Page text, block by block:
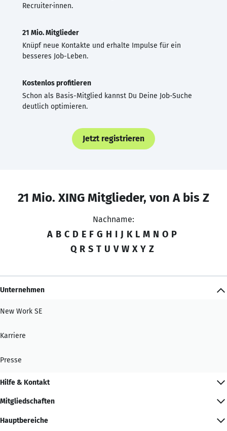
Recruiter·innen.
21 Mio. Mitglieder
Knüpf neue Kontakte und erhalte Impulse für ein
besseres Job-Leben.
Kostenlos profitieren
Schon als Basis-Mitglied kannst Du Deine Job-Suche
deutlich optimieren.
Jetzt registrieren
21 Mio. XING Mitglieder, von A bis Z
Nachname:
A B C D E F G H I J K L M N O P
Q R S T U V W X Y Z
Unternehmen
New Work SE
Karriere
Presse
Hilfe & Kontakt
Mitgliedschaften
Hauptbereiche